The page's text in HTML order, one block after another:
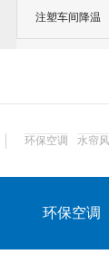
注塑车间降温
环保空调 水帘
环保空调